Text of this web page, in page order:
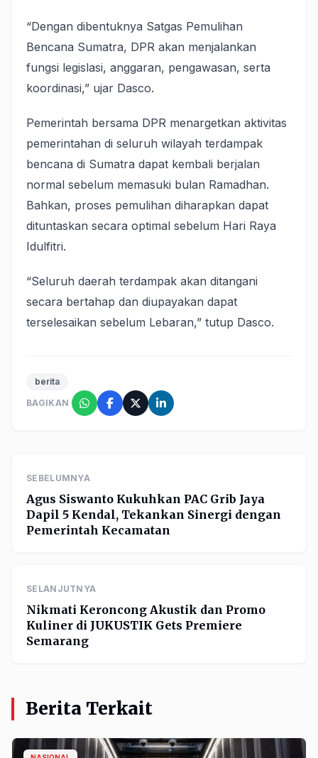
“Dengan dibentuknya Satgas Pemulihan
Bencana Sumatra, DPR akan menjalankan
fungsi legislasi, anggaran, pengawasan, serta
koordinasi,” ujar Dasco.
Pemerintah bersama DPR menargetkan aktivitas
pemerintahan di seluruh wilayah terdampak
bencana di Sumatra dapat kembali berjalan
normal sebelum memasuki bulan Ramadhan.
Bahkan, proses pemulihan diharapkan dapat
dituntaskan secara optimal sebelum Hari Raya
Idulfitri.
“Seluruh daerah terdampak akan ditangani
secara bertahap dan diupayakan dapat
terselesaikan sebelum Lebaran,” tutup Dasco.
berita
BAGIKAN
SEBELUMNYA
Agus Siswanto Kukuhkan PAC Grib Jaya
Dapil 5 Kendal, Tekankan Sinergi dengan
Pemerintah Kecamatan
SELANJUTNYA
Nikmati Keroncong Akustik dan Promo
Kuliner di JUKUSTIK Gets Premiere
Semarang
Berita Terkait